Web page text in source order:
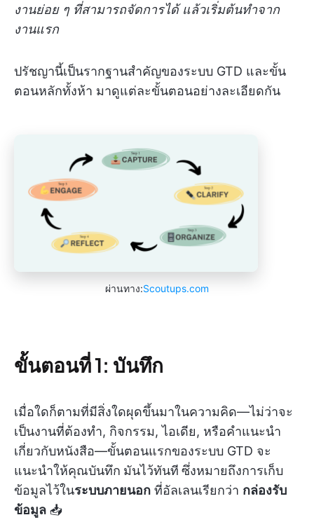
งานย่อย ๆ ที่สามารถจัดการได้ แล้วเริ่มต้นทำจาก
งานแรก
ปรัชญานี้เป็นรากฐานสำคัญของระบบ GTD และขั้น
ตอนหลักทั้งห้า มาดูแต่ละขั้นตอนอย่างละเอียดกัน
ผ่านทาง:Scoutups.com
ขั้นตอนที่ 1: บันทึก
เมื่อใดก็ตามที่มีสิ่งใดผุดขึ้นมาในความคิด—ไม่ว่าจะ
เป็นงานที่ต้องทำ, กิจกรรม, ไอเดีย, หรือคำแนะนำ
เกี่ยวกับหนังสือ—ขั้นตอนแรกของระบบ GTD จะ
แนะนำให้คุณบันทึก มันไว้ทันที ซึ่งหมายถึงการเก็บ
ข้อมูลไว้ในระบบภายนอก ที่อัลเลนเรียกว่า กล่องรับ
ข้อมูล 📥